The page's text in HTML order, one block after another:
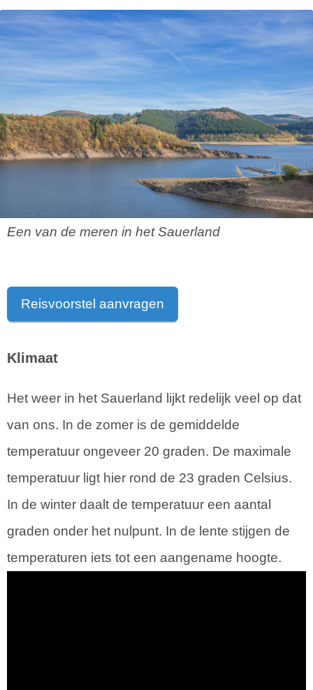
Een van de meren in het Sauerland
Reisvoorstel aanvragen
Klimaat
Het weer in het Sauerland lijkt redelijk veel op dat
van ons. In de zomer is de gemiddelde
temperatuur ongeveer 20 graden. De maximale
temperatuur ligt hier rond de 23 graden Celsius.
In de winter daalt de temperatuur een aantal
graden onder het nulpunt. In de lente stijgen de
temperaturen iets tot een aangename hoogte.